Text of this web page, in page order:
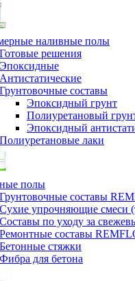
наливные полы
Готовые решения
Эпоксидные
Антистатические
Грунтовочные составы
Эпоксидный грунт
Полиуретановый
Эпоксидный
Полиуретановые лаки
полы
Грунтовочные составы
Сухие упрочняющие смеси
Составы по уходу за
Ремонтные составы
Бетонные стяжки
Фибра для бетона